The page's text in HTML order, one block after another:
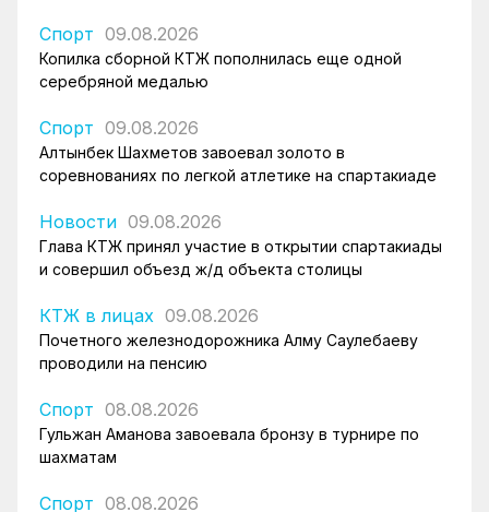
Спорт 09.08.2026
Копилка сборной КТЖ пополнилась еще одной
серебряной медалью
Спорт 09.08.2026
Алтынбек Шахметов завоевал золото в
соревнованиях по легкой атлетике на спартакиаде
Новости 09.08.2026
Глава КТЖ принял участие в открытии спартакиады
и совершил объезд ж/д объекта столицы
КТЖ в лицах 09.08.2026
Почетного железнодорожника Алму Саулебаеву
проводили на пенсию
Спорт 08.08.2026
Гульжан Аманова завоевала бронзу в турнире по
шахматам
Спорт 08.08.2026